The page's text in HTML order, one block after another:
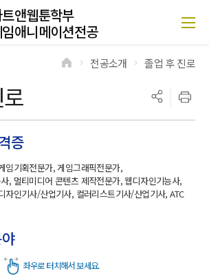
앤웹툰학부
애니메이션전공
전공소개 졸업 후 진로
증
임기획전문가, 게임그래픽전문가,
, 멀티미디어 콘텐츠 제작전문가, 웹디자인기능사,
자인기사/산업기사, 컬러리스트기사/산업기사, ATC